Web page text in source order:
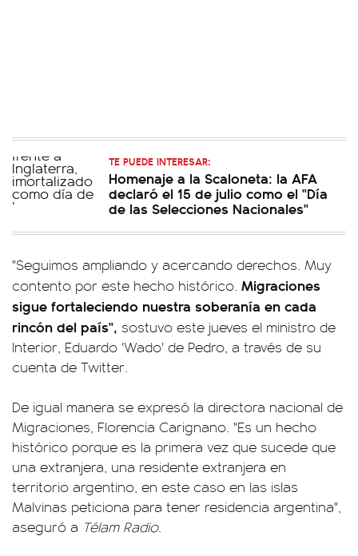
TE PUEDE INTERESAR:
Homenaje a la Scaloneta: la AFA
declaró el 15 de julio como el "Día
de las Selecciones Nacionales"
"Seguimos ampliando y acercando derechos. Muy
contento por este hecho histórico. Migraciones
sigue fortaleciendo nuestra soberanía en cada
rincón del país", sostuvo este jueves el ministro de
Interior, Eduardo 'Wado' de Pedro, a través de su
cuenta de Twitter.
De igual manera se expresó la directora nacional de
Migraciones, Florencia Carignano. "Es un hecho
histórico porque es la primera vez que sucede que
una extranjera, una residente extranjera en
territorio argentino, en este caso en las islas
Malvinas peticiona para tener residencia argentina",
aseguró a Télam Radio.